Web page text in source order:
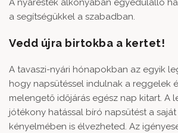
A nyáresték alkonyában egyedülálló
a segítségükkel a szabadban.
Vedd újra birtokba a kertet!
A tavaszi-nyári hónapokban az egyik
hogy napsütéssel indulnak a reggelek
melengető időjárás egész nap kitart. A
jótékony hatással bíró napsütést a
kényelmében is élvezheted. Az